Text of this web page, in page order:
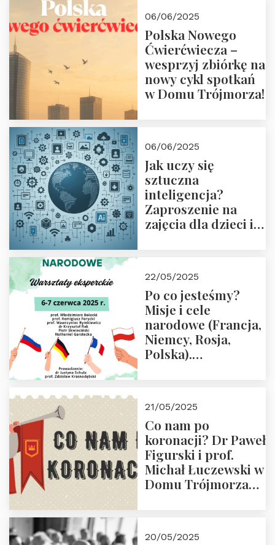
18:00
06/06/2025
Polska Nowego
Ćwierćwiecza –
wesprzyj zbiórkę na
nowy cykl spotkań
w Domu Trójmorza!
06/06/2025
Jak uczy się
sztuczna
inteligencja?
Zaproszenie na
zajęcia dla dzieci i
22/05/2025
Po co jesteśmy?
Misje i cele
narodowe (Francja,
Niemcy, Rosja,
Polska).
Zapraszamy do
zapisów.
21/05/2025
Co nam po
koronacji? Dr Paweł
Figurski i prof.
Michał Łuczewski w
Domu Trójmorza
20/05/2025